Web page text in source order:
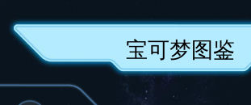
宝可梦图鉴